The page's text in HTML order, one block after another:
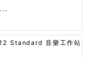
Standard 音樂工作站